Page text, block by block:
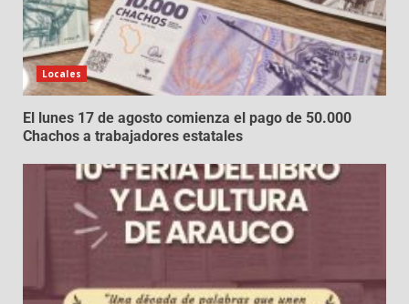
Locales
El lunes 17 de agosto comienza el pago de 50.000
Chachos a trabajadores estatales